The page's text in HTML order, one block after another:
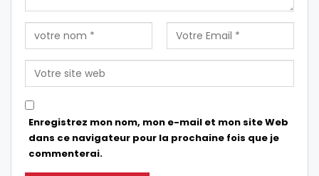
Enregistrez mon nom, mon e-mail et mon site Web
dans ce navigateur pour la prochaine fois que je
commenterai.